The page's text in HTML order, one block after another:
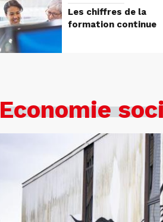
Les chiffres de la
formation continue
Economie